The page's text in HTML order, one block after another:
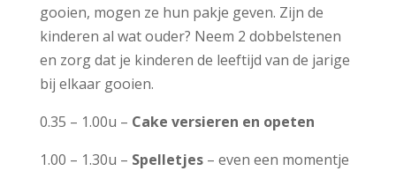
gooien, mogen ze hun pakje geven. Zijn de
kinderen al wat ouder? Neem 2 dobbelstenen
en zorg dat je kinderen de leeftijd van de jarige
bij elkaar gooien.
0.35 – 1.00u – Cake versieren en opeten
1.00 – 1.30u – Spelletjes– even een momentje